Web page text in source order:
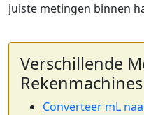
juiste metingen binnen
Verschillende
Rekenmachines
Converteer mL